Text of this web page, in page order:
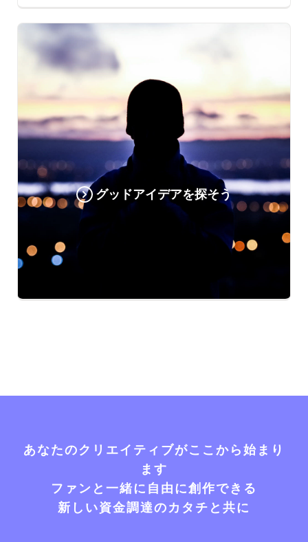
グッドアイデアを探そう
あなたのクリエイティブがここから始まり
ます
ファンと一緒に自由に創作できる
新しい資金調達のカタチと共に